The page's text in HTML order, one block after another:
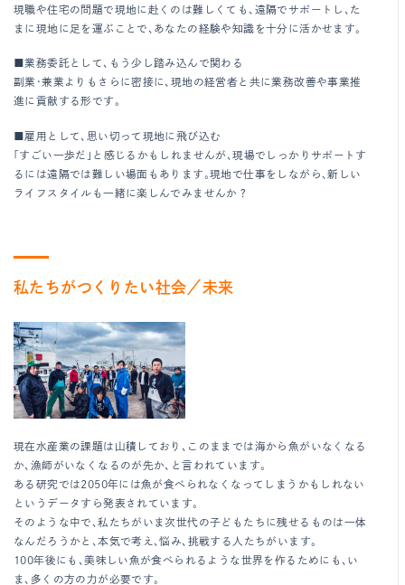
現職や住宅の問題で現地に赴くのは難しくても、遠隔でサポートし、た
まに現地に足を運ぶことで、あなたの経験や知識を十分に活かせます。
■業務委託として、もう少し踏み込んで関わる
副業・兼業よりもさらに密接に、現地の経営者と共に業務改善や事業推
進に貢献する形です。
■雇用として、思い切って現地に飛び込む
「すごい一歩だ」と感じるかもしれませんが、現場でしっかりサポートす
るには遠隔では難しい場面もあります。現地で仕事をしながら、新しい
ライフスタイルも一緒に楽しんでみませんか？
私たちがつくりたい社会／未来
現在水産業の課題は山積しており、このままでは海から魚がいなくなる
か、漁師がいなくなるのが先か、と言われています。
ある研究では2050年には魚が食べられなくなってしまうかもしれない
というデータすら発表されています。
そのような中で、私たちがいま次世代の子どもたちに残せるものは一体
なんだろうかと、本気で考え、悩み、挑戦する人たちがいます。
100年後にも、美味しい魚が食べられるような世界を作るためにも、い
ま、多くの方の力が必要です。